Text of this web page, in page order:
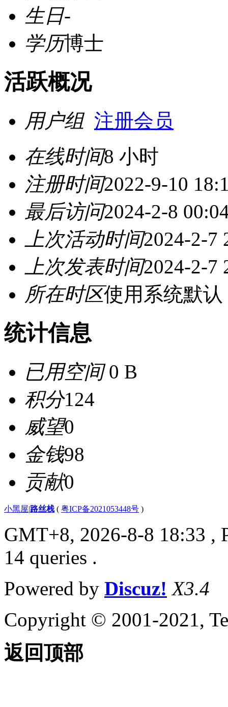
生日-
学历博士
活跃概况
用户组 注册会员
在线时间8 小时
注册时间2022-9-10
最后访问2024-2-8
上次活动时间2024-2-7
上次发表时间2024-2-7
所在时区使用系统默认
统计信息
已用空间0 B
积分124
威望0
金钱98
贡献0
小黑屋|路丝栈 ( 粤ICP备2021053448号 )
GMT+8, 2026-8-8 18:33 ,
14 queries .
Powered by Discuz! X3.4
Copyright © 2001-2021,
返回顶部